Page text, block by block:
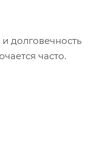
долговечность
часто.